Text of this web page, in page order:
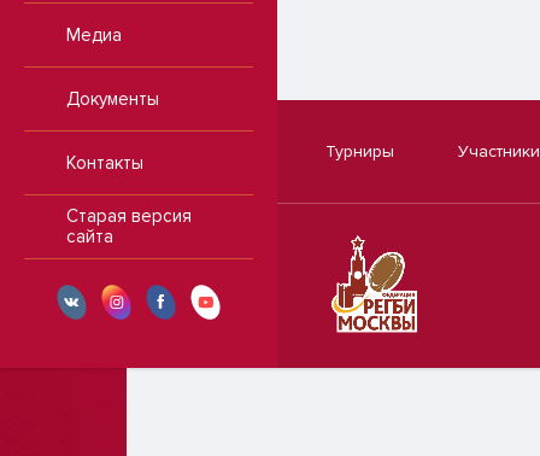
Медиа
Документы
Контакты
Старая версия
сайта
Турниры Участники